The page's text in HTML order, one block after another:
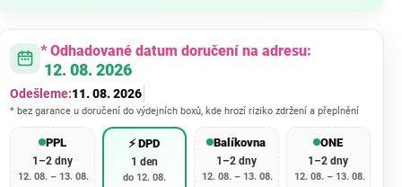
* Odhadované datum doručení na adresu:
12. 08. 2026
Odešleme:11. 08. 2026
* bez garance u doručení do výdejních boxů, kde hrozí riziko zdržení a přeplnění
PPL
1–2 dny
12. 08. – 13. 08.
⚡ DPD
1 den
do 12. 08.
Balíkovna
1–2 dny
12. 08. – 13. 08.
ONE
1–2 dny
12. 08. – 13. 08.